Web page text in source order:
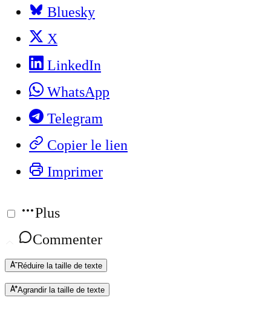
Bluesky
X
LinkedIn
WhatsApp
Telegram
Copier le lien
Imprimer
Plus
Commenter
Réduire la taille de texte
Agrandir la taille de texte